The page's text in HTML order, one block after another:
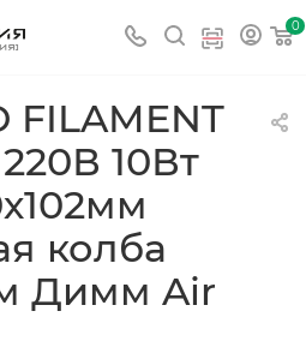
0
10Вт
колба
Димм Air